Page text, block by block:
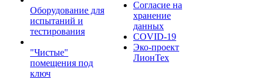
Оборудование для
испытаний и
тестирования
"Чистые"
помещения под
ключ
Согласие на
хранение
данных
COVID-19
Эко-проект
ЛионТех